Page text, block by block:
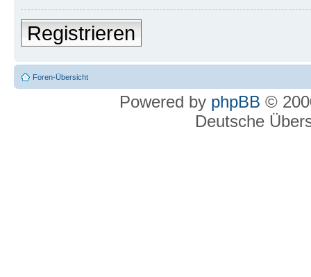
Registrieren
Foren-Übersicht
Powered by phpBB ©
Deutsche